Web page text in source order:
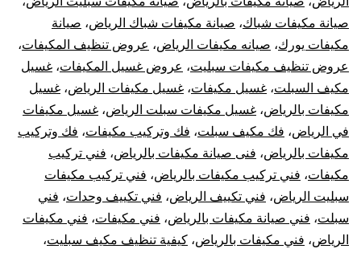
صيانة مكيفات شباك، صيانة مكيفات شباك الرياض، صيانة
مكيفات يورك، صيانه مكيفات الرياض، عروض تنظيف المكيفات،
عروض تنظيف مكيفات سبليت، عروض غسيل المكيفات، غسيل
مكيف السبلت، غسيل مكيفات، غسيل مكيفات الرياض، غسيل
مكيفات بالرياض، غسيل مكيفات سبلت الرياض، غسيل مكيفات
في الرياض، فك مكيف سبلت، فك وتركيب مكيفات، فك وتركيب
مكيفات بالرياض، فنى صيانة مكيفات بالرياض، فني تركيب
مكيفات، فني تركيب مكيفات بالرياض، فني تركيب مكيفات
سبليت الرياض، فني تكييف الرياض، فني تكييف وحدات، فني
سبلت، فني صيانة مكيفات بالرياض، فني مكيفات، فني مكيفات
الرياض، فني مكيفات بالرياض، كيفية تنظيف مكيف سبليت،